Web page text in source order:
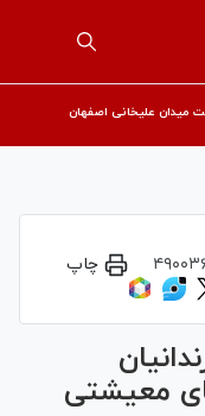
میدان علیخانی اصفهان
چاپ
زندانیان
معیشتی